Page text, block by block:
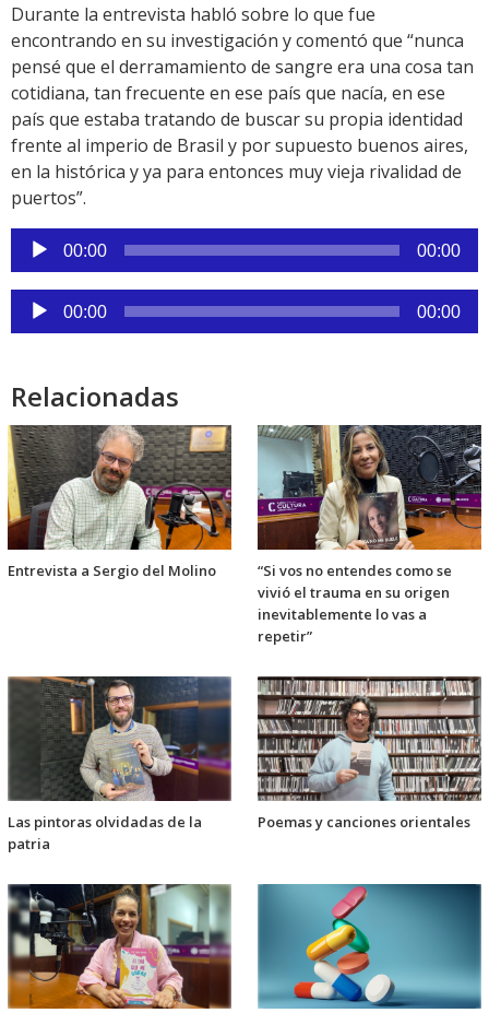
Durante la entrevista habló sobre lo que fue
encontrando en su investigación y comentó que “nunca
pensé que el derramamiento de sangre era una cosa tan
cotidiana, tan frecuente en ese país que nacía, en ese
país que estaba tratando de buscar su propia identidad
frente al imperio de Brasil y por supuesto buenos aires,
en la histórica y ya para entonces muy vieja rivalidad de
puertos”.
Reproductor
de
audio
00:00 00:00
Reproductor
de
00:00 00:00
Relacionadas
Entrevista a Sergio del Molino
“Si vos no entendes como se
vivió el trauma en su origen
inevitablemente lo vas a
repetir”
Las pintoras olvidadas de la
patria
Poemas y canciones orientales